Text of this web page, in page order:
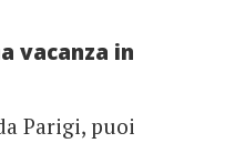
vacanza in
Parigi, puoi